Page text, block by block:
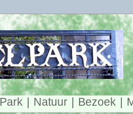
Park Natuur Bezoek